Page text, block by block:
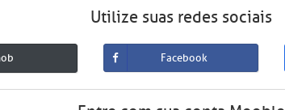
Utilize suas redes sociais
Facebook